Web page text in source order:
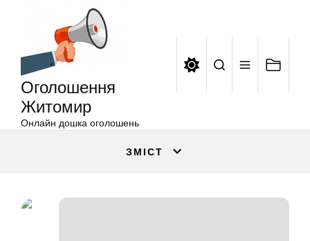
Оголошення
Житомир
Онлайн дошка оголошень
ЗМІСТ